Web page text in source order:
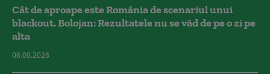
Cât de aproape este România de scenariul unui
blackout. Bolojan: Rezultatele nu se văd de pe o zi pe
alta
06.08.2026